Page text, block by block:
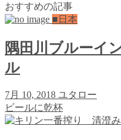
おすすめの記事
■日本
隅田川ブルーイ
ル
7月 10, 2018 ユタロー
ビールに乾杯